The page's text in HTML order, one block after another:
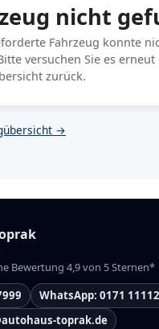
nicht
Fahrzeug konnte
versuchen Sie es
zurück.
→
Bewertung 4,9 von 5 Sternen*
WhatsApp: 0171
toprak.de